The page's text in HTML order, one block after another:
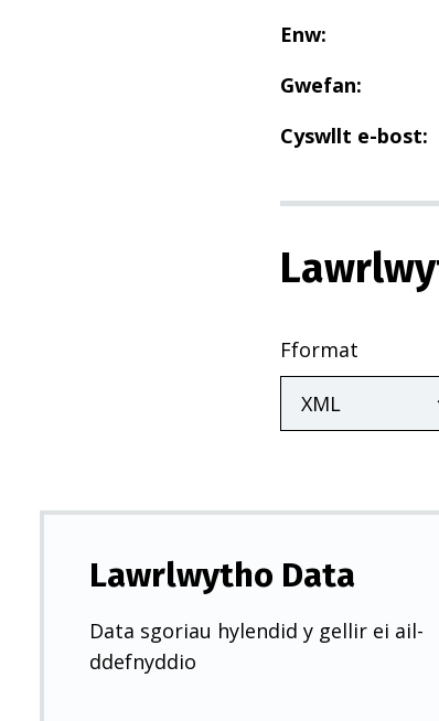
Enw:
Gwefan:
Cyswllt e-bost:
Fformat
Lawrlwytho Data
Data sgoriau hylendid y gellir ei ail-
ddefnyddio